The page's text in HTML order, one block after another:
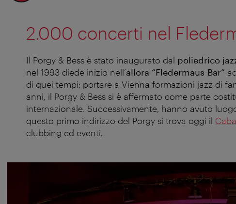
2.000 concerti nel
Il Porgy & Bess è stato inaugurato dal poliedrico
nel 1993 diede inizio nell’allora “Fledermaus-Bar”
di quei tempi: portare a Vienna formazioni jazz di
anni, il Porgy & Bess si è affermato come parte
internazionale. Successivamente, hanno avuto
questo primo indirizzo del Porgy si trova oggi il
clubbing ed eventi.